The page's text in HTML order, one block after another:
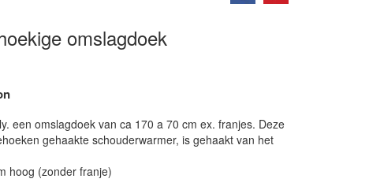
omslagdoek
een omslagdoek van ca 170 a 70 cm ex. franjes. Deze
gehaakte schouderwarmer, is gehaakt van het
hoog (zonder franje)